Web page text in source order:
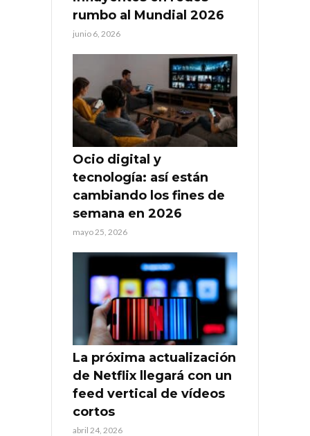
rumbo al Mundial 2026
junio 6, 2026
Ocio digital y
tecnología: así están
cambiando los fines de
semana en 2026
mayo 25, 2026
La próxima actualización
de Netflix llegará con un
feed vertical de vídeos
cortos
abril 24, 2026